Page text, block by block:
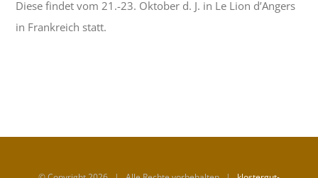
Diese findet vom 21.-23. Oktober d. J. in Le Lion d’Angers
in Frankreich statt.